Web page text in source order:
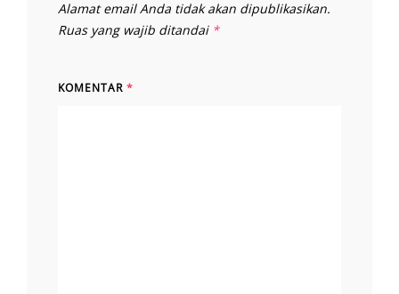
Alamat email Anda tidak akan dipublikasikan.
Ruas yang wajib ditandai *
KOMENTAR *